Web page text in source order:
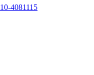
4081115